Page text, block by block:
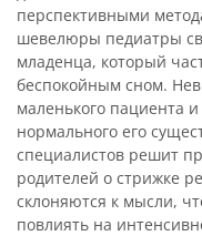
перспективными
шевелюры педиатры
младенца, который
беспокойным сном.
маленького пациента
нормального его
специалистов решит
родителей о стрижке
склоняются к мысли,
повлиять на